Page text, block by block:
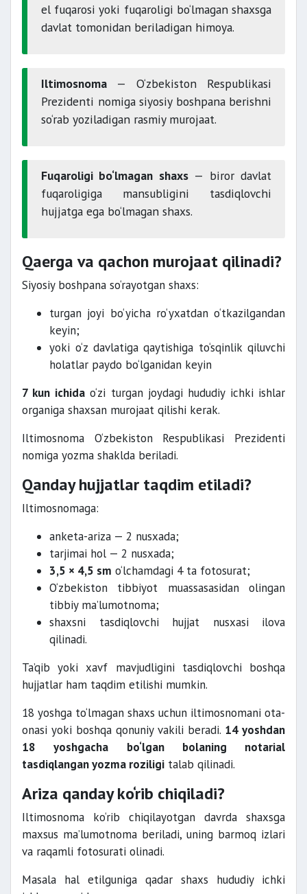
el fuqarosi yoki fuqaroligi bo‘lmagan shaxsga
davlat tomonidan beriladigan himoya.
Iltimosnoma — O‘zbekiston Respublikasi
Prezidenti nomiga siyosiy boshpana berishni
so‘rab yoziladigan rasmiy murojaat.
Fuqaroligi bo‘lmagan shaxs— biror davlat
fuqaroligiga mansubligini tasdiqlovchi
hujjatga ega bo‘lmagan shaxs.
Qaerga va qachon murojaat qilinadi?
Siyosiy boshpana so‘rayotgan shaxs:
turgan joyi bo‘yicha ro‘yxatdan o‘tkazilgandan
keyin;
yoki o‘z davlatiga qaytishiga to‘sqinlik qiluvchi
holatlar paydo bo‘lganidan keyin
7 kun ichidao‘zi turgan joydagi hududiy ichki ishlar
organiga shaxsan murojaat qilishi kerak.
Iltimosnoma O‘zbekiston Respublikasi Prezidenti
nomiga yozma shaklda beriladi.
Qanday hujjatlar taqdim etiladi?
Iltimosnomaga:
anketa-ariza — 2 nusxada;
tarjimai hol — 2 nusxada;
3,5 × 4,5 sm o‘lchamdagi 4 ta fotosurat;
O‘zbekiston tibbiyot muassasasidan olingan
tibbiy ma’lumotnoma;
shaxsni tasdiqlovchi hujjat nusxasi ilova
qilinadi.
Ta’qib yoki xavf mavjudligini tasdiqlovchi boshqa
hujjatlar ham taqdim etilishi mumkin.
18 yoshga to‘lmagan shaxs uchun iltimosnomani ota-
onasi yoki boshqa qonuniy vakili beradi. 14 yoshdan
18 yoshgacha bo‘lgan bolaning notarial
tasdiqlangan yozma roziligi talab qilinadi.
Ariza qanday ko‘rib chiqiladi?
Iltimosnoma ko‘rib chiqilayotgan davrda shaxsga
maxsus ma’lumotnoma beriladi, uning barmoq izlari
va raqamli fotosurati olinadi.
Masala hal etilguniga qadar shaxs hududiy ichki